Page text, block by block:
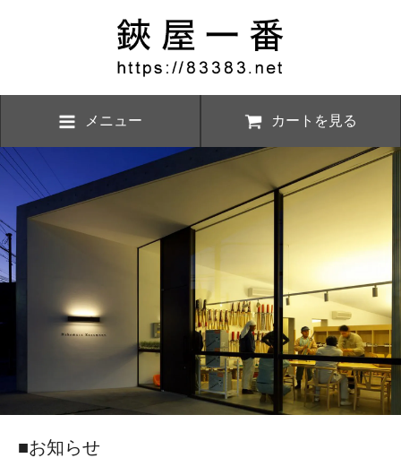
メニュー カートを見る
■お知らせ